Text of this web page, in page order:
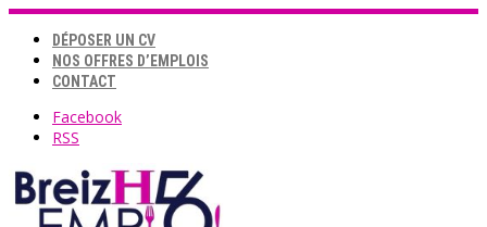
DÉPOSER UN CV
NOS OFFRES D’EMPLOIS
CONTACT
Facebook
RSS